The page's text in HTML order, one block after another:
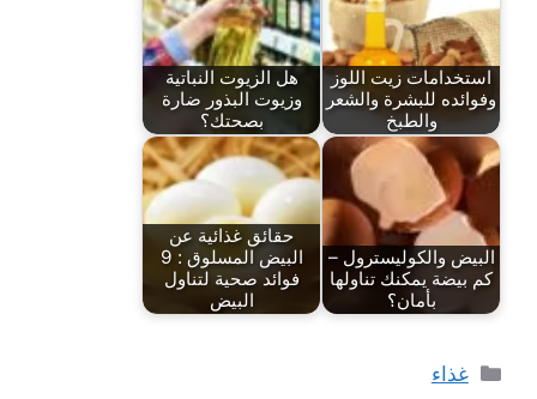
استخدامات زيت اللوز
وفوائده للبشرة والشعر
والطبخ
هل الزيوت النباتية
وزيوت البذور ضارة
بصحتك؟
البيض والكوليسترول –
كم بيضة يمكنك تناولها
بأمان؟
حقائق غذائية عن
البيض المسلوق : 9
فوائد صحية لتناول
البيض
التصنيفات
غذاء